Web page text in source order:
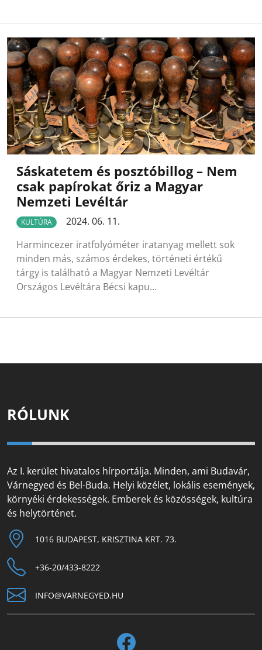
Sáskatetem és posztóbillog – Nem
csak papírokat őriz a Magyar
Nemzeti Levéltár
KULTÚRA
2024. 06. 11.
Harmincezer iratfolyóméter iratanyag mellett sok
minden más, számos érdekes, történeti értékű
tárgy is található a Magyar Nemzeti Levéltár
Országos Levéltára Bécsi kapu…
RÓLUNK
Az I. kerület hivatalos hírportálja. Minden, ami Budavár,
Várnegyed és Bel-Buda. Helyi közélet, lokális események,
környéki érdekességek. Emberek és közösségek, kultúra
és helytörténet.
1016 BUDAPEST, KRISZTINA KRT. 73.
+36-20/433-8222
INFO@VARNEGYED.HU